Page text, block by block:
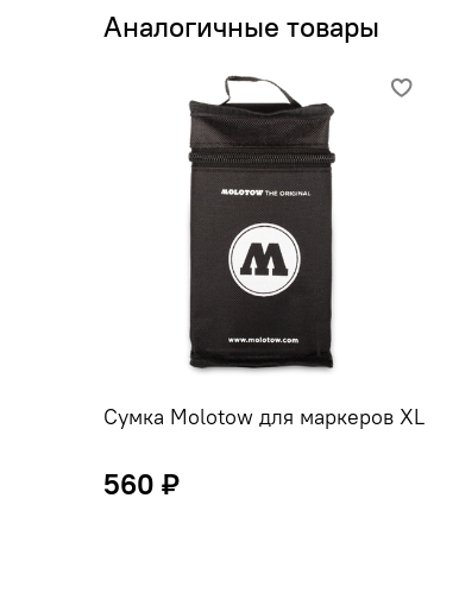
Аналогичные товары
Сумка Molotow для маркеров XL
560 ₽